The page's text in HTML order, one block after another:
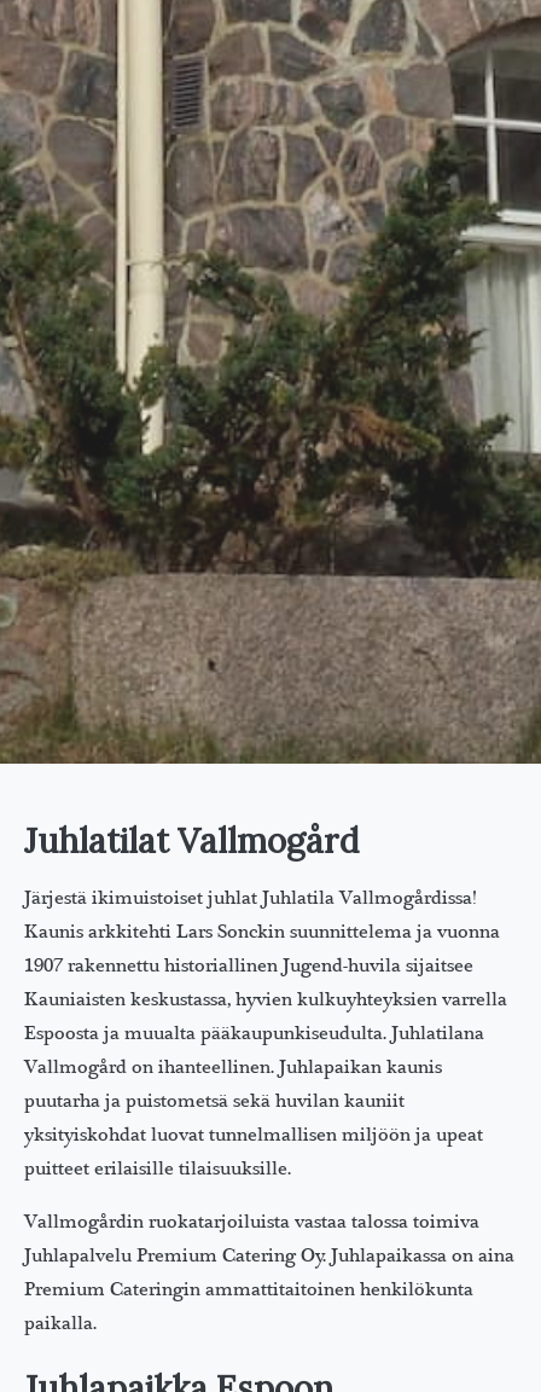
Juhlatilat Vallmogård
Järjestä ikimuistoiset juhlat Juhlatila Vallmogårdissa!
Kaunis arkkitehti Lars Sonckin suunnittelema ja vuonna
1907 rakennettu historiallinen Jugend-huvila sijaitsee
Kauniaisten keskustassa, hyvien kulkuyhteyksien varrella
Espoosta ja muualta pääkaupunkiseudulta. Juhlatilana
Vallmogård on ihanteellinen. Juhlapaikan kaunis
puutarha ja puistometsä sekä huvilan kauniit
yksityiskohdat luovat tunnelmallisen miljöön ja upeat
puitteet erilaisille tilaisuuksille.
Vallmogårdin ruokatarjoiluista vastaa talossa toimiva
Juhlapalvelu Premium Catering Oy. Juhlapaikassa on aina
Premium Cateringin ammattitaitoinen henkilökunta
paikalla.